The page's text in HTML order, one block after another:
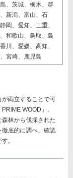
、茨城、栃木、群
新潟、富山、石
岡、愛知、三重、
和歌山、鳥取、島
川、愛媛、高知、
宮崎、鹿児島
両立することで可
「PRIME WOOD」。
林から伐採された
徹底的に調べ、確認
。